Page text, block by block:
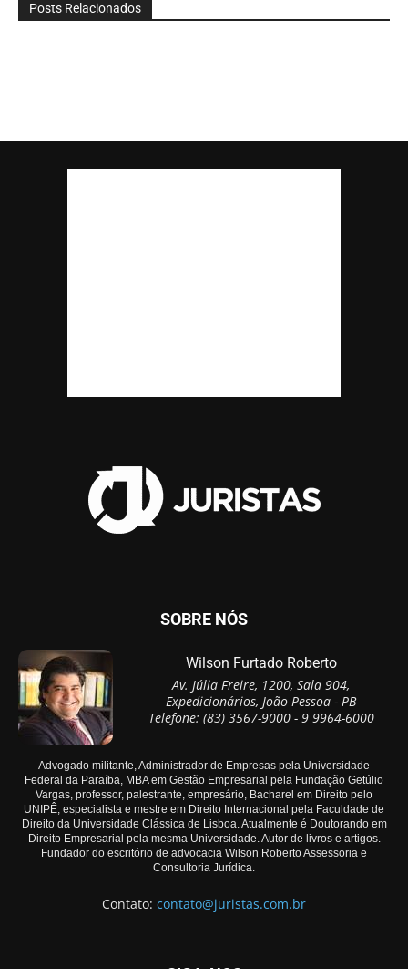
Posts Relacionados
SOBRE NÓS
Wilson Furtado Roberto
Av. Júlia Freire, 1200, Sala 904,
Expedicionários, João Pessoa - PB
Telefone: (83) 3567-9000 - 9 9964-6000
Advogado militante, Administrador de Empresas pela Universidade
Federal da Paraíba, MBA em Gestão Empresarial pela Fundação Getúlio
Vargas, professor, palestrante, empresário, Bacharel em Direito pelo
UNIPÊ, especialista e mestre em Direito Internacional pela Faculdade de
Direito da Universidade Clássica de Lisboa. Atualmente é Doutorando em
Direito Empresarial pela mesma Universidade. Autor de livros e artigos.
Fundador do escritório de advocacia Wilson Roberto Assessoria e
Consultoria Jurídica.
Contato: contato@juristas.com.br